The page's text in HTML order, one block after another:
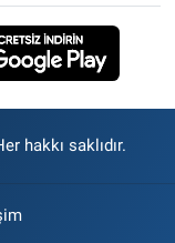
hakkı saklıdır.